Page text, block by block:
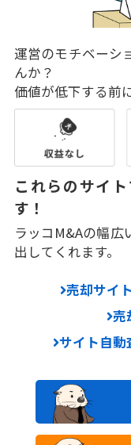
運営のモチベーシ
んか？
価値が低下する前
これらのサイト
す！
ラッコM&Aの幅広
出してくれます。
売却サイ
売
サイト自動